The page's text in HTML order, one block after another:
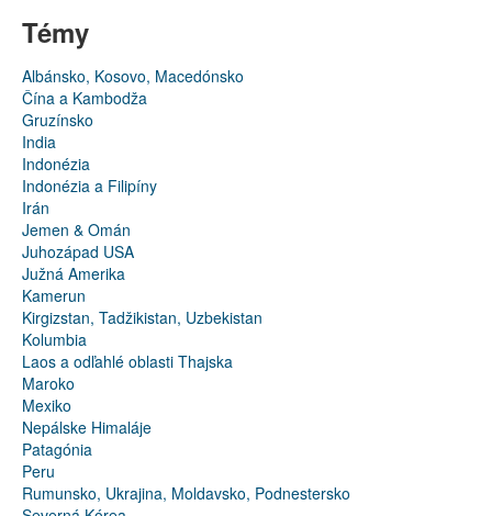
Témy
Albánsko, Kosovo, Macedónsko
Čína a Kambodža
Gruzínsko
India
Indonézia
Indonézia a Filipíny
Irán
Jemen & Omán
Juhozápad USA
Južná Amerika
Kamerun
Kirgizstan, Tadžikistan, Uzbekistan
Kolumbia
Laos a odľahlé oblasti Thajska
Maroko
Mexiko
Nepálske Himaláje
Patagónia
Peru
Rumunsko, Ukrajina, Moldavsko, Podnestersko